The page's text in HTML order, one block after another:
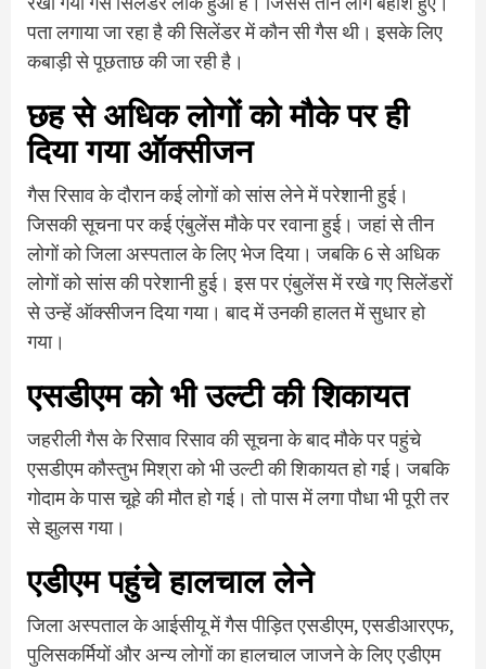
पता लगाया जा रहा है की सिलेंडर में कौन सी गैस थी। इसके लिए
कबाड़ी से पूछताछ की जा रही है।
छह से अधिक लोगों को मौके पर ही
दिया गया ऑक्सीजन
गैस रिसाव के दौरान कई लोगों को सांस लेने में परेशानी हुई।
जिसकी सूचना पर कई एंबुलेंस मौके पर रवाना हुई। जहां से तीन
लोगों को जिला अस्पताल के लिए भेज दिया। जबकि 6 से अधिक
लोगों को सांस की परेशानी हुई। इस पर एंबुलेंस में रखे गए सिलेंडरों
से उन्हें ऑक्सीजन दिया गया। बाद में उनकी हालत में सुधार हो
गया।
एसडीएम को भी उल्टी की शिकायत
जहरीली गैस के रिसाव रिसाव की सूचना के बाद मौके पर पहुंचे
एसडीएम कौस्तुभ मिश्रा को भी उल्टी की शिकायत हो गई। जबकि
गोदाम के पास चूहे की मौत हो गई। तो पास में लगा पौधा भी पूरी तर
से झुलस गया।
एडीएम पहुंचे हालचाल लेने
जिला अस्पताल के आईसीयू में गैस पीड़ित एसडीएम, एसडीआरएफ,
पुलिसकर्मियों और अन्य लोगों का हालचाल जाजने के लिए एडीएम